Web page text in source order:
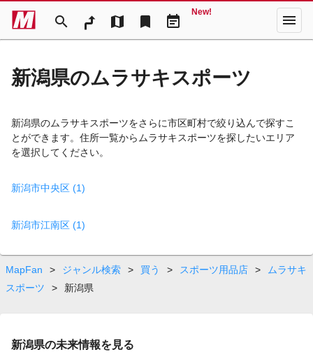
search map bookmark event_note
New! menu
新潟県のムラサキスポーツ
新潟県のムラサキスポーツをさらに市区町村で絞り込んで探すこ
とができます。住所一覧からムラサキスポーツを探したいエリア
を選択してください。
新潟市中央区 (1)
新潟市江南区 (1)
MapFan > ジャンル検索 > 買う > スポーツ用品店 >
ムラサキ
スポーツ
> 新潟県
新潟県の未来情報を見る